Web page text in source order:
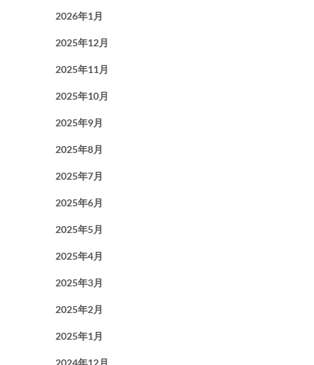
2026年1月
2025年12月
2025年11月
2025年10月
2025年9月
2025年8月
2025年7月
2025年6月
2025年5月
2025年4月
2025年3月
2025年2月
2025年1月